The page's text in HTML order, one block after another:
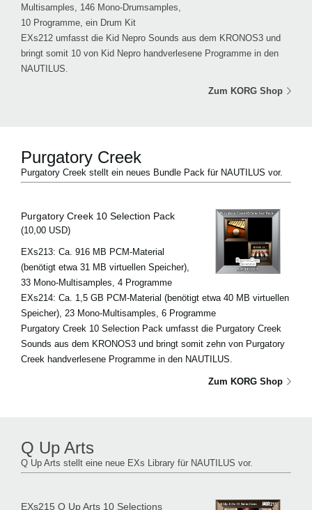
Multisamples, 146 Mono-Drumsamples,
10 Programme, ein Drum Kit
EXs212 umfasst die Kid Nepro Sounds aus dem KRONOS3 und
bringt somit 10 von Kid Nepro handverlesene Programme in den
NAUTILUS.
Zum KORG Shop
Purgatory Creek
Purgatory Creek stellt ein neues Bundle Pack für NAUTILUS vor.
Purgatory Creek 10 Selection Pack
(10,00 USD)
EXs213: Ca. 916 MB PCM-Material
(benötigt etwa 31 MB virtuellen Speicher),
33 Mono-Multisamples, 4 Programme
EXs214: Ca. 1,5 GB PCM-Material (benötigt etwa 40 MB virtuellen
Speicher), 23 Mono-Multisamples, 6 Programme
Purgatory Creek 10 Selection Pack umfasst die Purgatory Creek
Sounds aus dem KRONOS3 und bringt somit zehn von Purgatory
Creek handverlesene Programme in den NAUTILUS.
Zum KORG Shop
Q Up Arts
Q Up Arts stellt eine neue EXs Library für NAUTILUS vor.
EXs215 Q Up Arts 10 Selections